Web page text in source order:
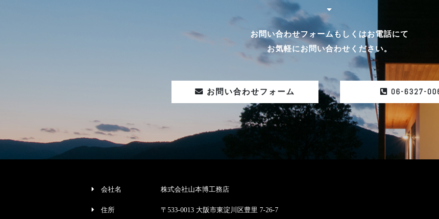
お問い合わせフォームもしくはお電話にて
お気軽にお問い合わせください。
お問い合わせフォーム 06-6327-
会社名 株式会社山本博工務店
住所 〒533-0013 大阪市東淀川区豊里 7-26-7